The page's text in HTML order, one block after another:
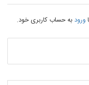
ورودبه حساب کاربری خود.